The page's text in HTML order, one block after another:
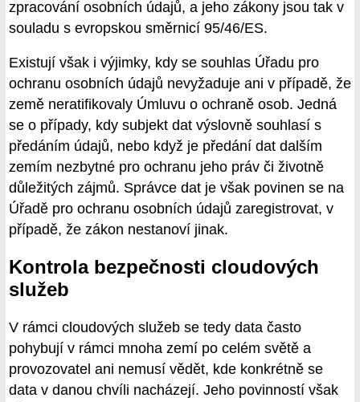
zpracování osobních údajů, a jeho zákony jsou tak v
souladu s evropskou směrnicí 95/46/ES.
Existují však i výjimky, kdy se souhlas Úřadu pro
ochranu osobních údajů nevyžaduje ani v případě, že
země neratifikovaly Úmluvu o ochraně osob. Jedná
se o případy, kdy subjekt dat výslovně souhlasí s
předáním údajů, nebo když je předání dat dalším
zemím nezbytné pro ochranu jeho práv či životně
důležitých zájmů. Správce dat je však povinen se na
Úřadě pro ochranu osobních údajů zaregistrovat, v
případě, že zákon nestanoví jinak.
Kontrola bezpečnosti cloudových
služeb
V rámci cloudových služeb se tedy data často
pohybují v rámci mnoha zemí po celém světě a
provozovatel ani nemusí vědět, kde konkrétně se
data v danou chvíli nacházejí. Jeho povinností však